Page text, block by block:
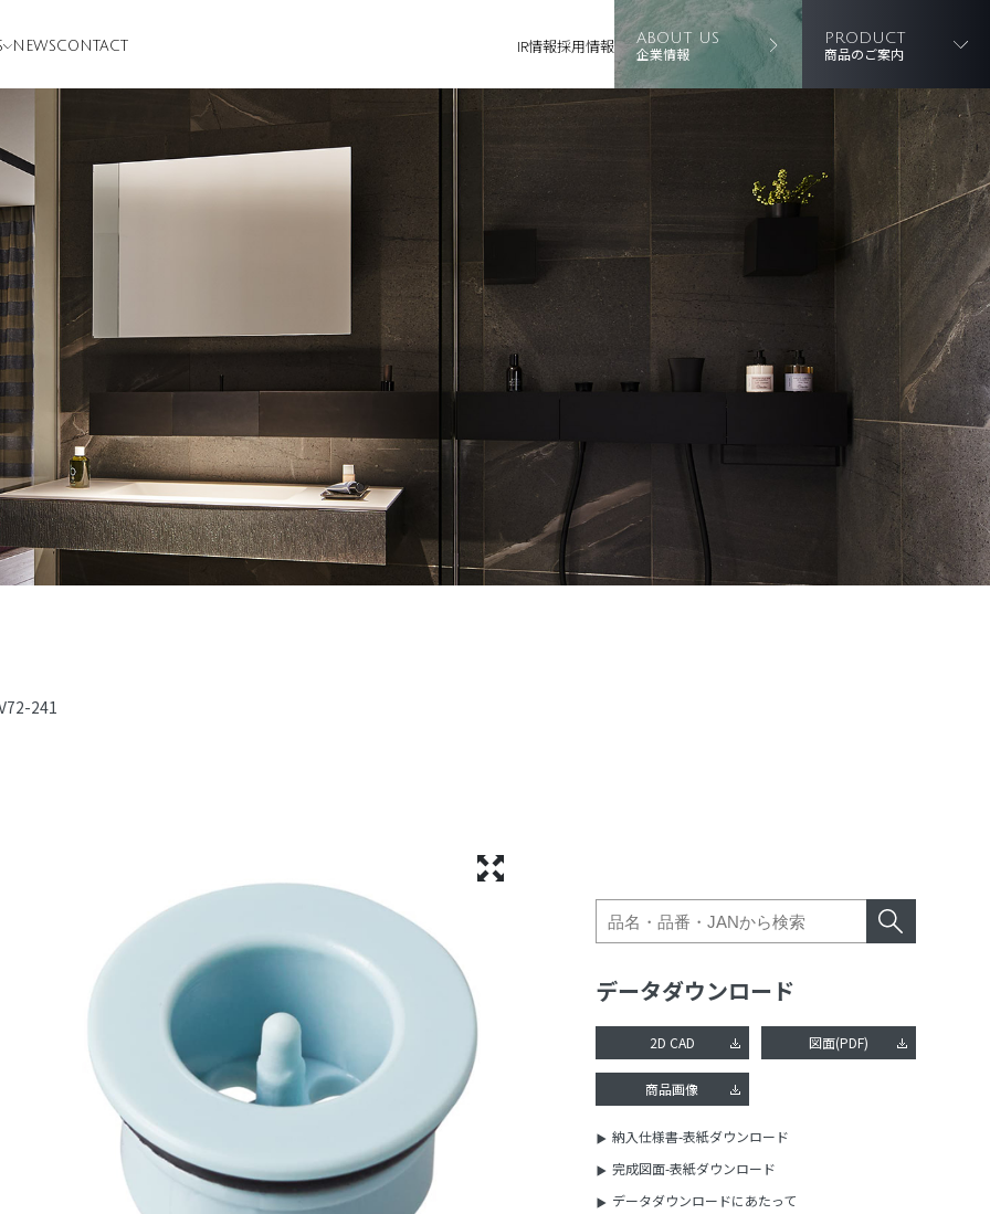
NEWSCONTACT IR情報採用情報 ABOUT US
企業情報
PRODUCT
商品のご案内
241
データダウンロード
2D CAD 図面(PDF)
商品画像
納入仕様書-表紙ダウンロード
完成図面-表紙ダウンロード
データダウンロードにあたって